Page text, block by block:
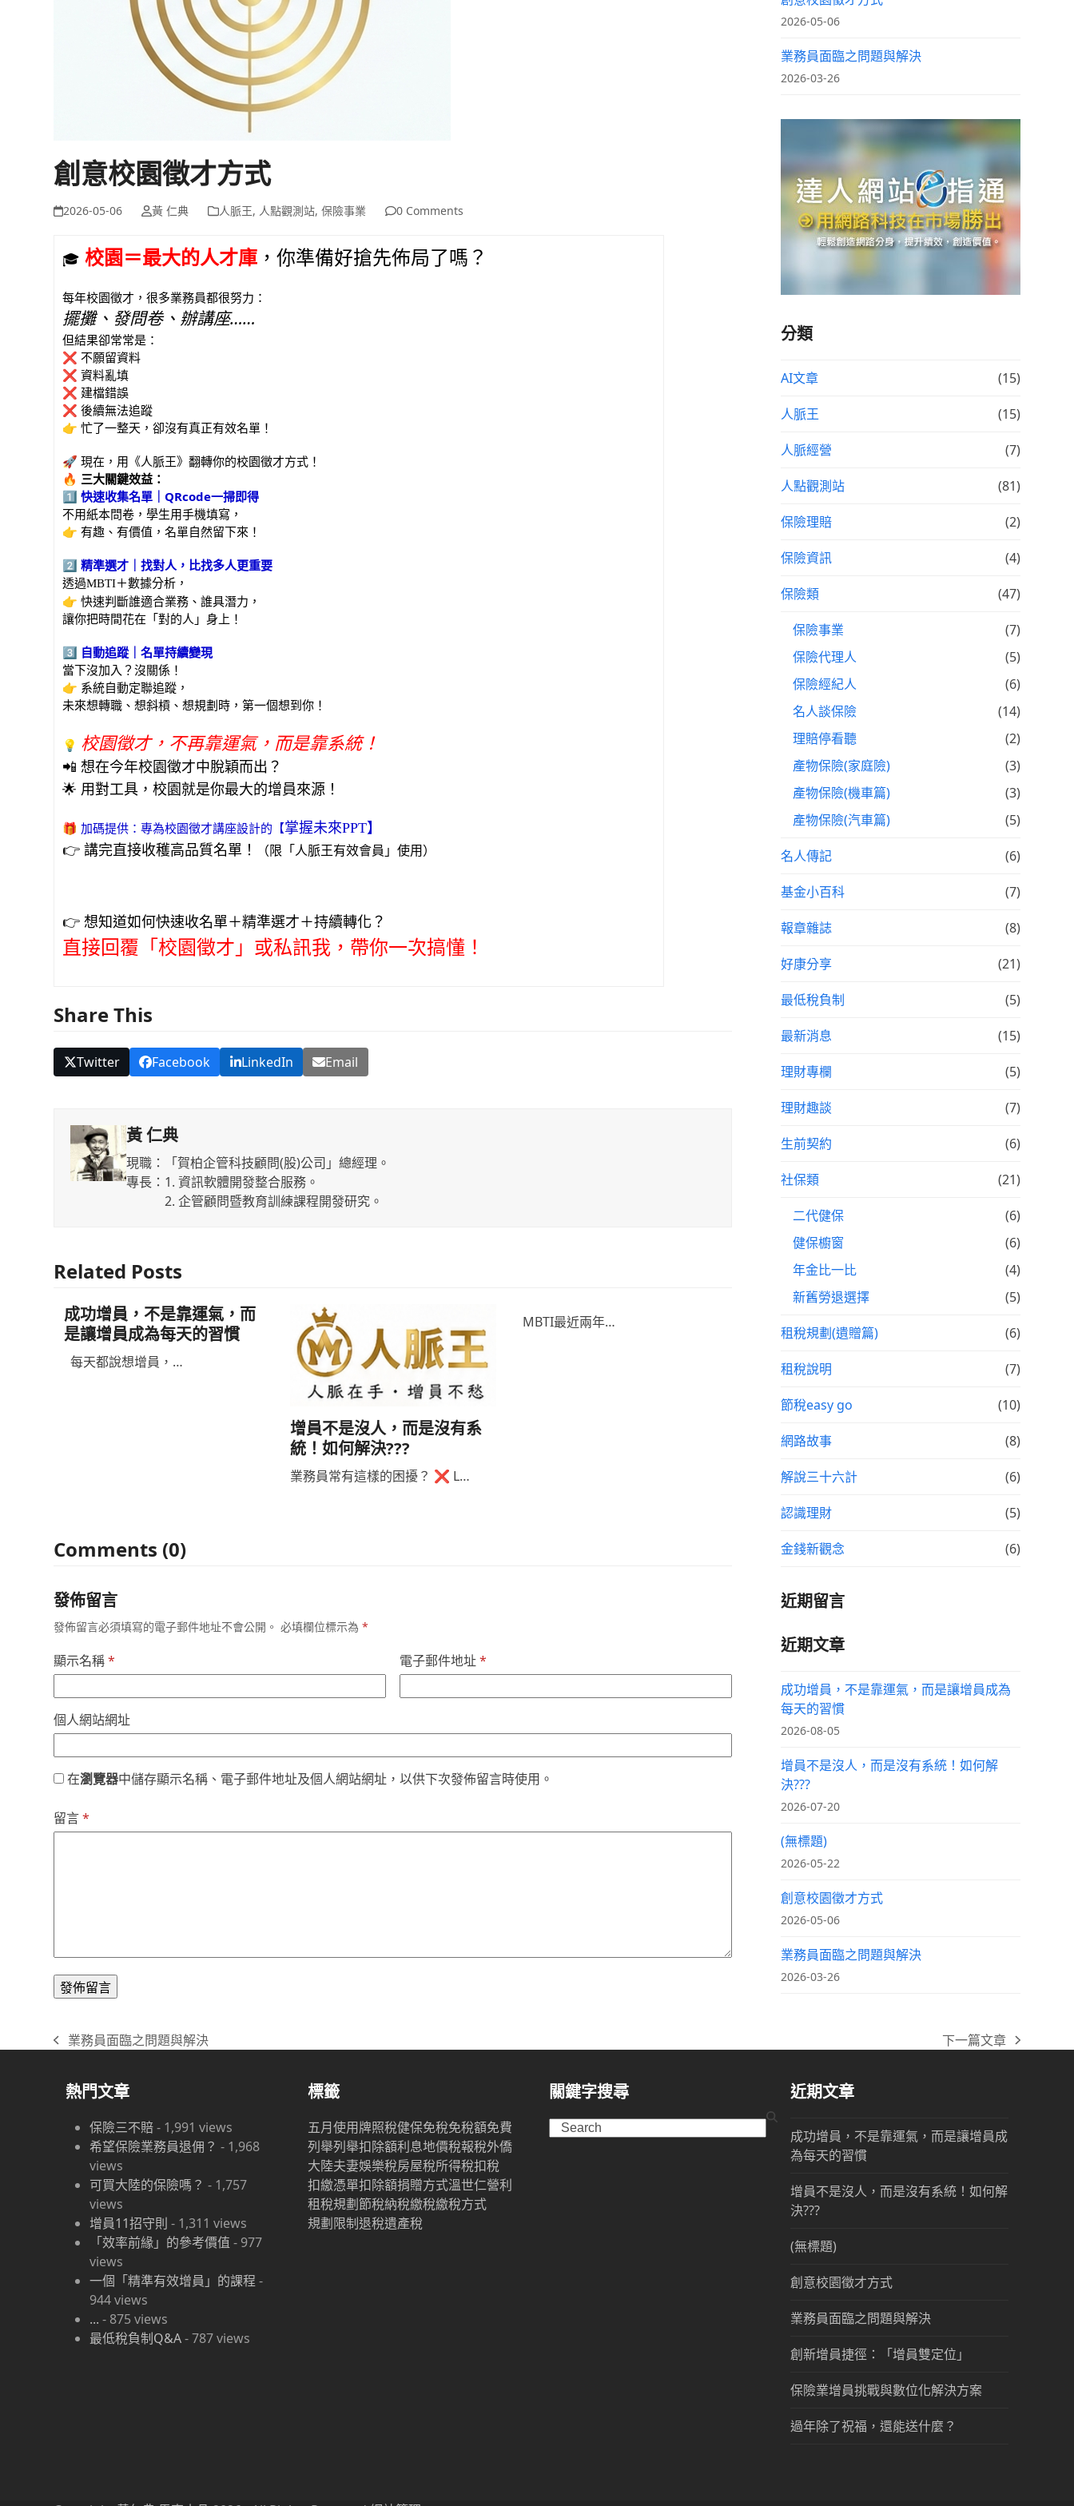
創意校園徵才方式
2026-05-06 黃 仁典 人脈王, 人點觀測站, 保險事業 0 Comments
🎓 校園＝最大的人才庫 ，你準備好搶先佈局了嗎？
每年校園徵才，很多業務員都很努力：
擺攤、發問卷、辦講座……
但結果卻常常是：
❌ 不願留資料
❌ 資料亂填
❌ 建檔錯誤
❌ 後續無法追蹤
👉 忙了一整天，卻沒有真正有效名單！
🚀 現在，用《人脈王》翻轉你的校園徵才方式！
🔥 三大關鍵效益：
1️ ⃣快速收集名單｜QRcode一掃即得
不用紙本問卷，學生用手機填寫，
👉 有趣、有價值，名單自然留下來！
2️ ⃣精準選才｜找對人，比找多人更重要
透過MBTI＋數據分析，
👉 快速判斷誰適合業務、誰具潛力，
讓你把時間花在「對的人」身上！
3️ 自動追蹤｜名單持續變現
當下沒加入？沒關係！
👉 系統自動定聯追蹤，
未來想轉職、想斜槓、想規劃時，第一個想到你！
💡 校園徵才，不再靠運氣，而是靠系統！
📲 想在今年校園徵才中脫穎而出？
🌟 用對工具，校園就是你最大的增員來源！
🎁加碼提供：專為校園徵才講座設計的【掌握未來PPT】
👉 講完直接收穫高品質名單！
（限「人脈王有效會員」使用）
👉 想知道如何快速收名單＋精準選才＋持續轉化？
直接回覆「校園徵才」或私訊我，帶你一次搞懂！
Share This
Twitter Facebook LinkedIn Email
黃 仁典
現職：「賀柏企管科技顧問(股)公司」總經理。
專長：1. 資訊軟體開發整合服務。
2. 企管顧問暨教育訓練課程開發研究。
Related Posts
成功增員，不是靠運氣，而
是讓增員成為每天的習慣
每天都說想增員，…
增員不是沒人，而是沒有系
統！如何解決???
業務員常有這樣的困擾？ ❌ L…
MBTI最近兩年…
Comments (0)
發佈留言
發佈留言必須填寫的電子郵件地址不會公開。 必填欄位標示為*
顯示名稱* 電子郵件地址*
個人網站網址
在瀏覽器中儲存顯示名稱、電子郵件地址及個人網站網址，以供下次發佈留言時使用。
留言*
2026-05-06
業務員面臨之問題與解決
2026-03-26
分類
AI文章 (15)
人脈王 (15)
人脈經營 (7)
人點觀測站 (81)
保險理賠 (2)
保險資訊 (4)
保險類 (47)
保險事業
(7)
保險代理人
(5)
保險經紀人
(6)
名人談保險
(14)
理賠停看聽
(2)
產物保險(家庭險)
(3)
產物保險(機車篇)
(3)
產物保險(汽車篇)
(5)
名人傳記 (6)
基金小百科 (7)
報章雜誌 (8)
好康分享 (21)
最低稅負制 (5)
最新消息 (15)
理財專欄 (5)
理財趣談 (7)
生前契約 (6)
社保類 (21)
二代健保
(6)
健保櫥窗
(6)
年金比一比
(4)
新舊勞退選擇
(5)
租稅規劃(遺贈篇) (6)
租稅說明 (7)
節稅easy go (10)
網路故事 (8)
解說三十六計 (6)
認識理財 (5)
金錢新觀念 (6)
近期留言
近期文章
成功增員，不是靠運氣，而是讓增員成為
每天的習慣
2026-08-05
增員不是沒人，而是沒有系統！如何解
決???
2026-07-20
(無標題)
2026-05-22
創意校園徵才方式
2026-05-06
業務員面臨之問題與解決
2026-03-26
previous
業務員面臨之問題與解決
next
下一篇文章
熱門文章
保險三不賠- 1,991 views
希望保險業務員退佣？ - 1,968
views
可買大陸的保險嗎？ - 1,757
views
增員11招守則 - 1,311 views
「效率前緣」的參考價值 - 977
views
一個「精準有效增員」的課程 -
944views
... - 875views
最低稅負制Q&A-787views
標籤
五月使用牌照稅健保免稅免稅額免費
列舉列舉扣除額利息地價稅報稅外僑
大陸夫妻娛樂稅房屋稅所得稅扣稅
扣繳憑單扣除額捐贈方式溫世仁營利
租稅規劃節稅納稅繳稅繳稅方式
規劃限制退稅遺產稅
關鍵字搜尋
Search
近期文章
成功增員，不是靠運氣，而是讓增員成
為每天的習慣
增員不是沒人，而是沒有系統！如何解
決???
(無標題)
創意校園徵才方式
業務員面臨之問題與解決
創新增員捷徑：「增員雙定位」
保險業增員挑戰與數位化解決方案
過年除了祝福，還能送什麼？